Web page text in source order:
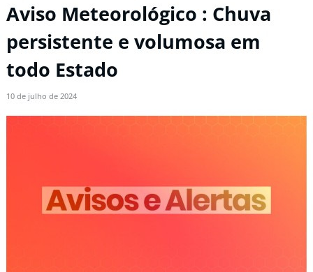
Aviso Meteorológico : Chuva
persistente e volumosa em
todo Estado
10 de julho de 2024